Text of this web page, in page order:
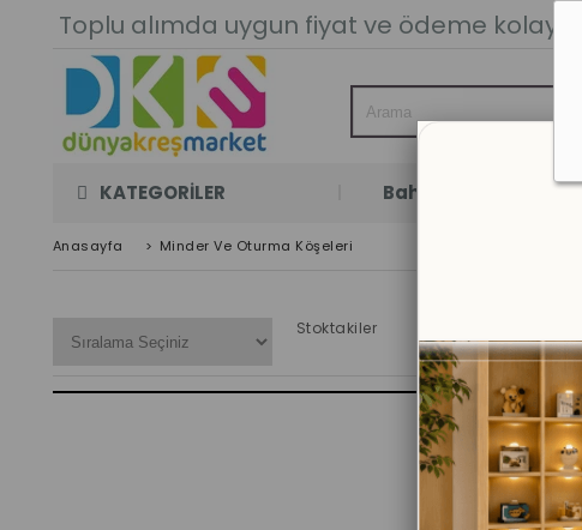
Toplu alımda uygun fiyat ve ödeme kolaylığı.
KATEGORİLER Bahçe Oyun Odası
Anasayfa > Minder Ve Oturma Köşeleri
Stoktakiler